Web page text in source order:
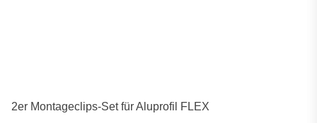
2er Montageclips-Set für Aluprofil FLEX